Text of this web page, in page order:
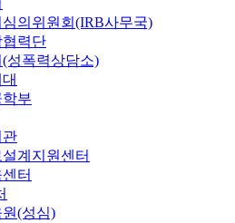
의위원회(IRB사무국)
력단
성폭력상담소)
부
관
계지원센터
터
(성심)